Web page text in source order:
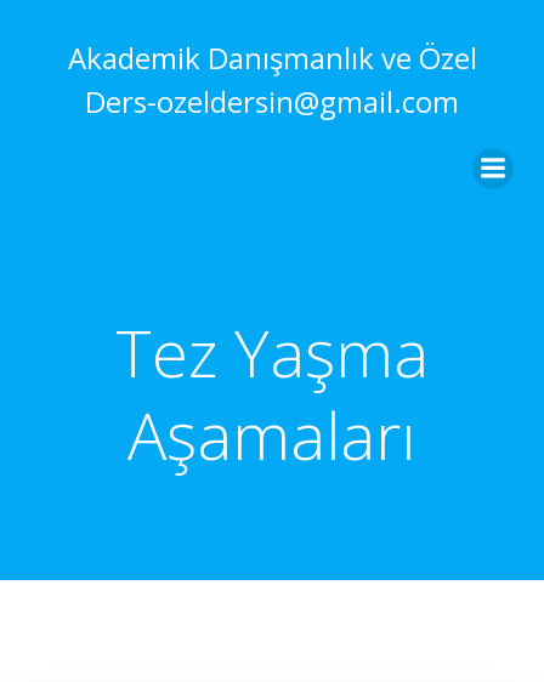
Akademik Danışmanlık ve Özel
Ders-ozeldersin@gmail.com
Tez Yaşma
Aşamaları